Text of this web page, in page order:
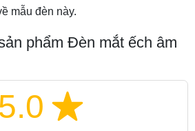
mẫu đèn này.
phẩm Đèn mắt ếch âm
5.0